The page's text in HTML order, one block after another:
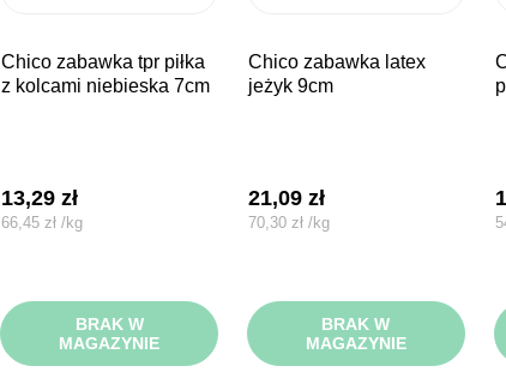
chico zabawka tpr piłka
z kolcami niebieska 7cm
13,29zł
66,45 zł /kg
BRAK W
MAGAZYNIE
chico zabawka latex
jeżyk 9cm
21,09 zł
70,30 zł /kg
BRAK W
MAGAZYNIE
chico